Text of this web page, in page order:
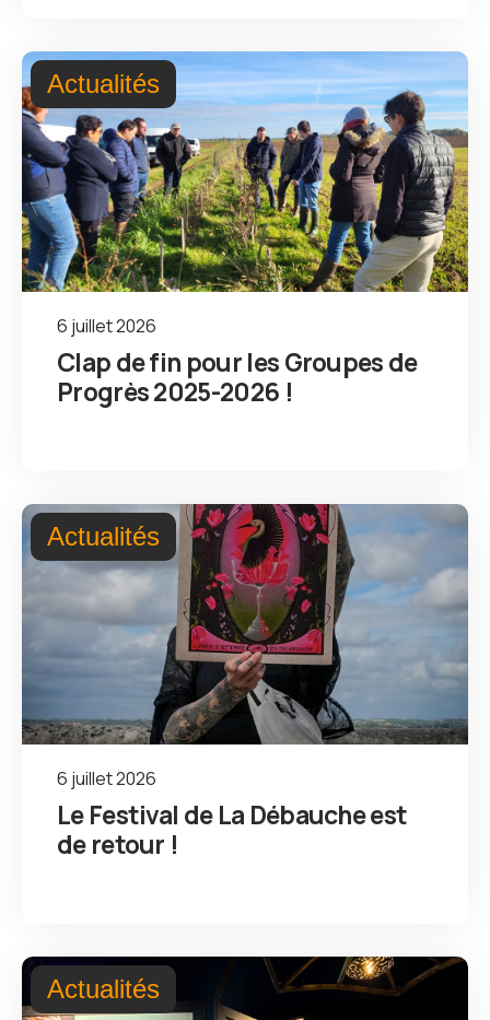
Actualités
6 juillet 2026
Clap de fin pour les Groupes de
Progrès 2025-2026 !
Actualités
6 juillet 2026
Le Festival de La Débauche est
de retour !
Actualités